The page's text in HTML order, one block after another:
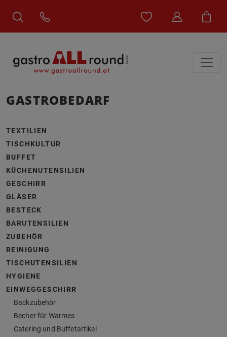
GASTROBEDARF
TEXTILIEN
TISCHKULTUR
BUFFET
KÜCHENUTENSILIEN
GESCHIRR
GLÄSER
BESTECK
BARUTENSILIEN
ZUBEHÖR
REINIGUNG
TISCHUTENSILIEN
HYGIENE
EINWEGGESCHIRR
Backzubehör
Becher für Warmes
Catering und Buffetartikel